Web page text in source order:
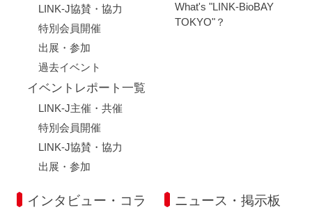
LINK-J協賛・協力
特別会員開催
出展・参加
過去イベント
イベントレポート一覧
LINK-J主催・共催
特別会員開催
LINK-J協賛・協力
出展・参加
What's "LINK-BioBAY
TOKYO"？
インタビュー・コラ
ニュース・掲示板